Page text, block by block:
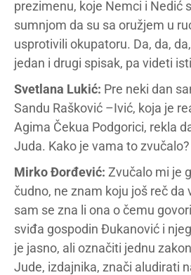
prezimenu, koje Nemci i Nedić
sumnjom da su sa oružjem u
usprotivili okupatoru. Da, da,
jedan i drugi spisak, pa videti
Svetlana Lukić: Pre neki dan
Sandu Rašković –Ivić, koja je
Agima Čekua Podgorici, rekla
Juda. Kako je vama to zvučalo?
Mirko Đorđević: Zvučalo mi je
čudno, ne znam koju još reč
sam se zna li ona o čemu
sviđa gospodin Đukanović i
je jasno, ali označiti jednu
Jude, izdajnika, znači aludirati